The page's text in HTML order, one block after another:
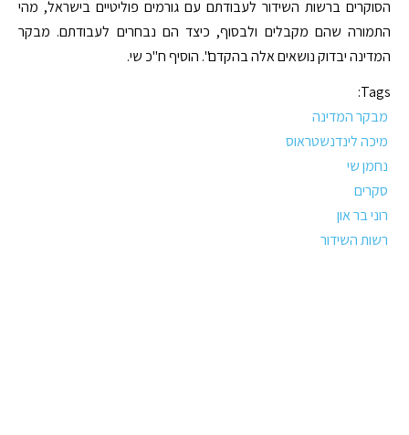
הסוקרים ברשות השידור לעבודתם עם גורמים פוליטיים בישראל, מהי
התמורה שהם מקבלים ולבסוף, כיצד הם נבחרים לעבודתם. מבקר
המדינה יבדוק נושאים אלה בהקדם". הוסיף ח"כ שי.
Tags:
מבקר המדינה
מיכה לינדנשטראוס
נחמן שי
סקרים
רוני בר און
רשות השידור